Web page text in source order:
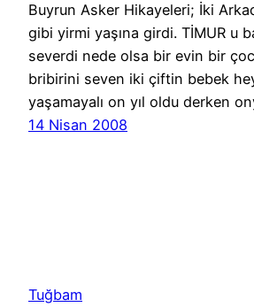
Buyrun Asker Hikayeleri; İki
gibi yirmi yaşına girdi. TİMUR u
severdi nede olsa bir evin bir
bribirini seven iki çiftin bebek
yaşamayalı on yıl oldu derken
14 Nisan 2008
Tuğbam